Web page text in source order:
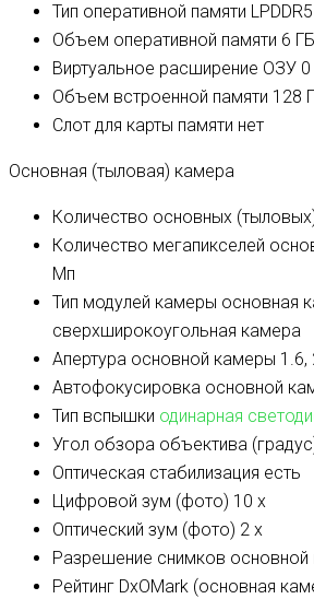
Тип оперативной памяти LPDDR5
Объем оперативной памяти 6 ГБ
Виртуальное расширение ОЗУ
Объем встроенной памяти 128
Слот для карты памяти нет
Основная (тыловая) камера
Количество основных
Количество мегапикселей
Мп
Тип модулей камеры основная
сверхширокоугольная камера
Апертура основной камеры 1.6,
Автофокусировка основной
Тип вспышки одинарная
Угол обзора объектива
Оптическая стабилизация есть
Цифровой зум (фото) 10 x
Оптический зум (фото) 2 x
Разрешение снимков
Рейтинг DxOMark (основная